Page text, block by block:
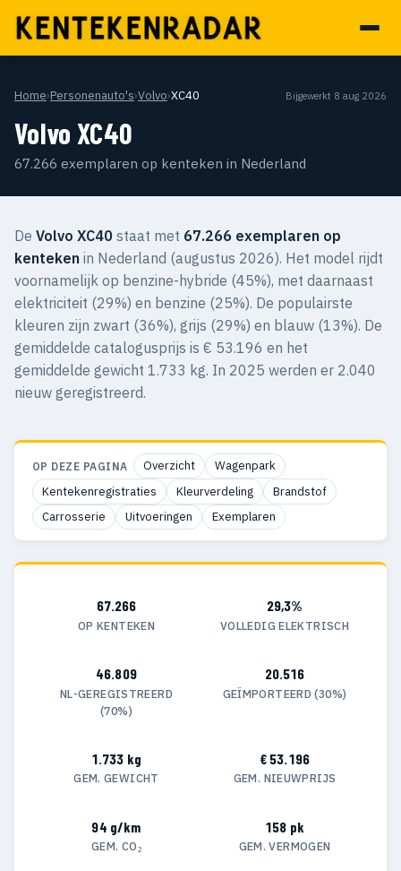
Home›Personenauto's›Volvo›XC40 Bijgewerkt 8 aug 2026
Volvo XC40
67.266 exemplaren op kenteken in Nederland
De Volvo XC40 staat met 67.266 exemplaren op
kenteken in Nederland (augustus 2026). Het model rijdt
voornamelijk op benzine-hybride (45%), met daarnaast
elektriciteit (29%) en benzine (25%). De populairste
kleuren zijn zwart (36%), grijs (29%) en blauw (13%). De
gemiddelde catalogusprijs is € 53.196 en het
gemiddelde gewicht 1.733 kg. In 2025 werden er 2.040
nieuw geregistreerd.
OP DEZE PAGINA Overzicht
Wagenpark
Kentekenregistraties
Kleurverdeling
Brandstof
Carrosserie
Uitvoeringen Exemplaren
67.266
OP KENTEKEN
29,3%
VOLLEDIG ELEKTRISCH
46.809
NL-GEREGISTREERD
(70%)
20.516
GEÏMPORTEERD (30%)
1.733 kg
GEM. GEWICHT
€ 53.196
GEM. NIEUWPRIJS
94 g/km
GEM. CO₂
158 pk
GEM. VERMOGEN